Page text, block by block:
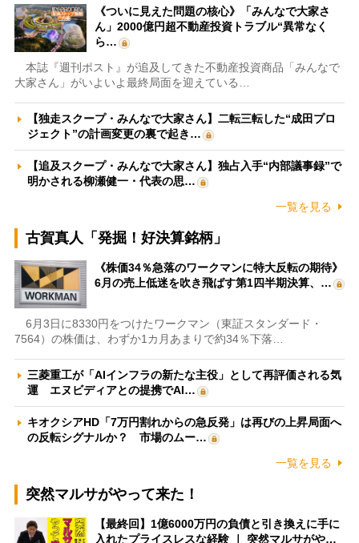
《ついに見えた問題の核心》「みんなで大家さ
ん」2000億円超不動産投資トラブル“異常なく
ら…
本誌『週刊ポスト』が追及してきた不動産投資商品「みんなで
大家さん」がいよいよ最終局面を迎えている…
【独走スクープ・みんなで大家さん】二転三転した“成田プロ
ジェクト”の計画変更の裏で起き…
【追及スクープ・みんなで大家さん】独占入手“内部議事録”で
明かされる柳瀬健一・代表の思…
一覧を見る
古賀真人「発掘！好決算銘柄」
《株価34％急落のワークマンに特大反転の期待》
6月の売上低迷を吹き飛ばす第1四半期決算、…
6月3日に8330円をつけたワークマン（東証スタンダード・
7564）の株価は、わずか1カ月あまりで約34％下落…
三菱重工が「AIインフラの新たな主役」として再評価される気
運 エヌビディアとの提携でAI…
キオクシアHD「7万円割れからの急反発」は再びの上昇局面へ
の反転シグナルか？ 市場のムー…
一覧を見る
突然マルサがやって来た！
【最終回】1億6000万円の負債と引き換えに手に
入れたプライスレスな経験 ｜ 突然マルサがや…